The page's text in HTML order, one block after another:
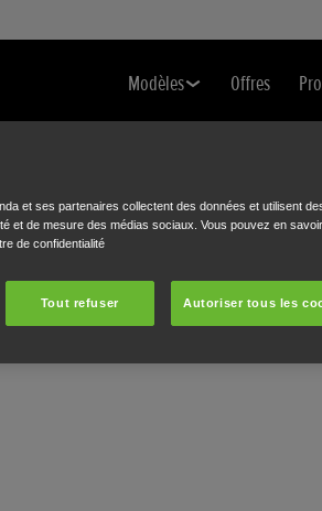
Modèles Offres
et ses partenaires collectent des données et utilisent
et de mesure des médias sociaux. Vous pouvez en
de confidentialité
Tout refuser Autoriser tous les